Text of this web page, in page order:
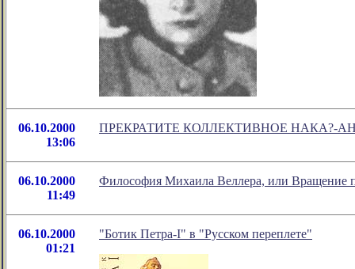
06.10.2000
13:06
ПРЕКРАТИТЕ КОЛЛЕКТИВНОЕ НАКА?-
06.10.2000
11:49
Философия Михаила Веллера, или Вращение
06.10.2000
01:21
"Ботик Петра-I" в "Русском переплете"